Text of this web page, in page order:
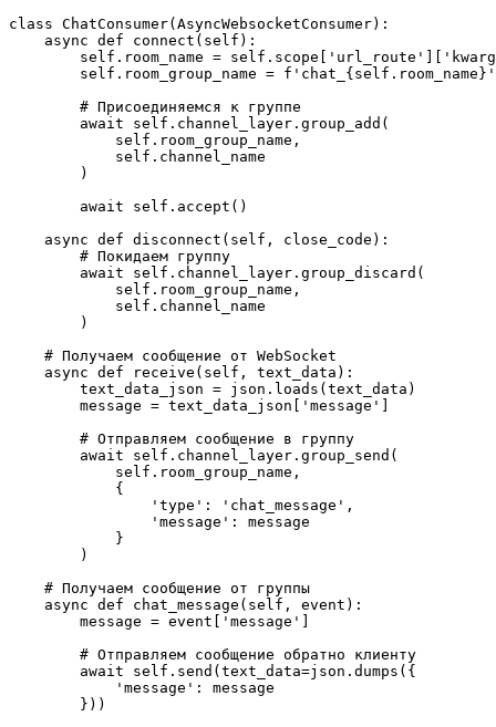
class ChatConsumer(AsyncWebsocketConsumer):
    async def connect(self):
self.room_name =
        self.room_group_name = f'chat_{self.room_name}'
        # Присоединяемся к группе
        await self.channel_layer.group_add(
            self.room_group_name,
            self.channel_name
        )
        await self.accept()
    async def disconnect(self, close_code):
        # Покидаем группу
        await self.channel_layer.group_discard(
            self.room_group_name,
            self.channel_name
        )
    # Получаем сообщение от WebSocket
    async def receive(self, text_data):
        text_data_json = json.loads(text_data)
        message = text_data_json['message']
        # Отправляем сообщение в группу
        await self.channel_layer.group_send(
            self.room_group_name,
            {
                'type': 'chat_message',
                'message': message
            }
        )
    # Получаем сообщение от группы
    async def chat_message(self, event):
        message = event['message']
        # Отправляем сообщение обратно клиенту
        await self.send(text_data=json.dumps({
            'message': message
        }))